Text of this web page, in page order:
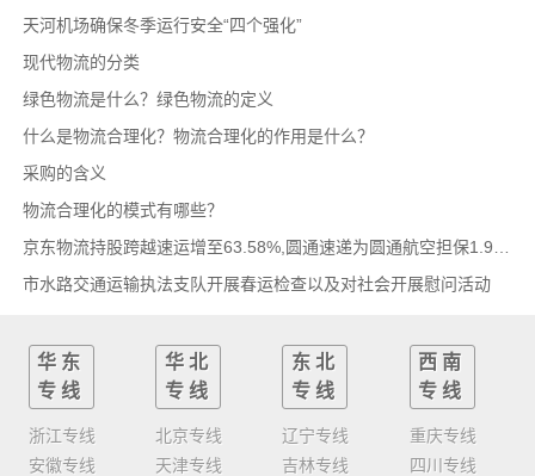
天河机场确保冬季运行安全“四个强化”
现代物流的分类
绿色物流是什么？绿色物流的定义
什么是物流合理化？物流合理化的作用是什么？
采购的含义
物流合理化的模式有哪些？
市水路交通运输执法支队开展春运检查以及对社会开展慰问活动
华东
专线
浙江专线
安徽专线
华北
专线
北京专线
天津专线
东北
专线
辽宁专线
吉林专线
西南
专线
重庆专线
四川专线